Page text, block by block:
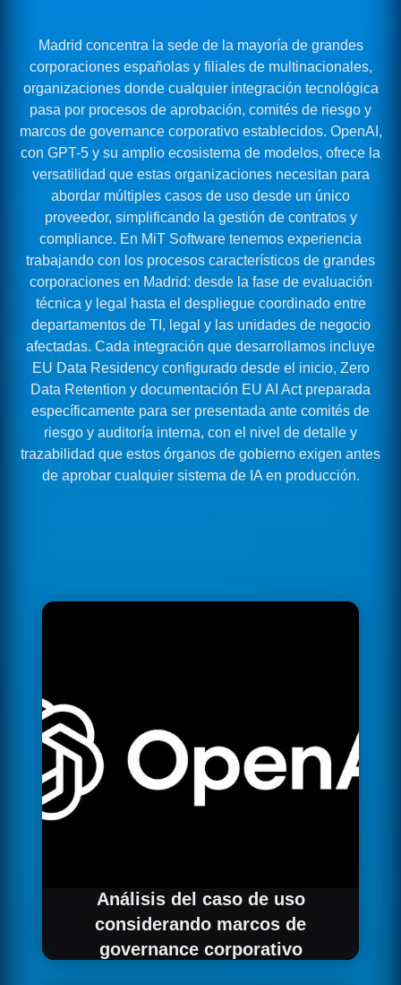
Madrid concentra la sede de la mayoría de grandes
corporaciones españolas y filiales de multinacionales,
organizaciones donde cualquier integración tecnológica
pasa por procesos de aprobación, comités de riesgo y
marcos de governance corporativo establecidos. OpenAI,
con GPT-5 y su amplio ecosistema de modelos, ofrece la
versatilidad que estas organizaciones necesitan para
abordar múltiples casos de uso desde un único
proveedor, simplificando la gestión de contratos y
compliance. En MiT Software tenemos experiencia
trabajando con los procesos característicos de grandes
corporaciones en Madrid: desde la fase de evaluación
técnica y legal hasta el despliegue coordinado entre
departamentos de TI, legal y las unidades de negocio
afectadas. Cada integración que desarrollamos incluye
EU Data Residency configurado desde el inicio, Zero
Data Retention y documentación EU AI Act preparada
específicamente para ser presentada ante comités de
riesgo y auditoría interna, con el nivel de detalle y
trazabilidad que estos órganos de gobierno exigen antes
de aprobar cualquier sistema de IA en producción.
Análisis del caso de uso
considerando marcos de
governance corporativo